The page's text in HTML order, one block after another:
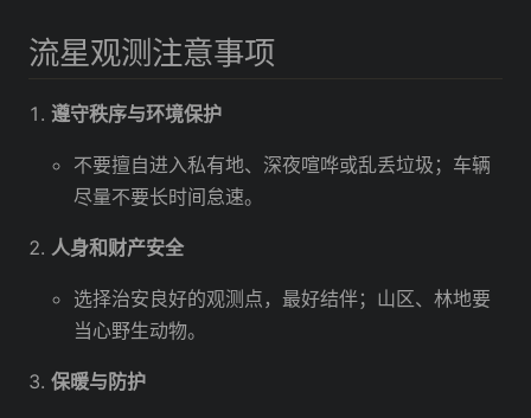
流星观测注意事项
遵守秩序与环境保护
不要擅自进入私有地、深夜喧哗或乱丢垃圾；车辆
尽量不要长时间怠速。
人身和财产安全
选择治安良好的观测点，最好结伴；山区、林地要
当心野生动物。
保暖与防护